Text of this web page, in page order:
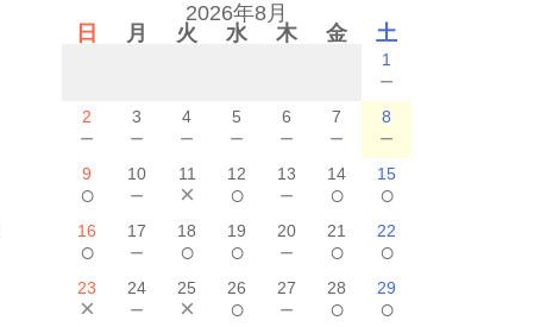
2026年8月
日
月 火 水 木 金 土
1
－
2
－
3
－
4
－
5
－
6
－
7
－
8
－
9
○
10
－
11
×
12
○
13
－
14
○
15
○
16
○
17
－
18
○
19
○
20
－
21
○
22
○
23
×
24
－
25
×
26
○
27
－
28
○
29
○